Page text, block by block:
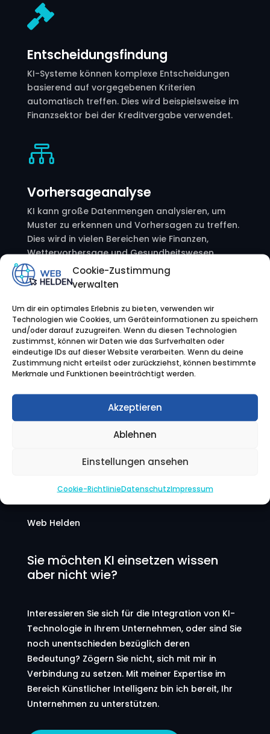
Cookie-Zustimmung
verwalten
Um dir ein optimales Erlebnis zu bieten, verwenden wir
Technologien wie Cookies, um Geräteinformationen zu speichern
und/oder darauf zuzugreifen. Wenn du diesen Technologien
zustimmst, können wir Daten wie das Surfverhalten oder
eindeutige IDs auf dieser Website verarbeiten. Wenn du deine
Zustimmung nicht erteilst oder zurückziehst, können bestimmte
Merkmale und Funktionen beeinträchtigt werden.
Akzeptieren
Ablehnen
Einstellungen ansehen
Cookie-RichtlinieDatenschutzImpressum

Entscheidungsfindung
KI-Systeme können komplexe Entscheidungen
basierend auf vorgegebenen Kriterien
automatisch treffen. Dies wird beispielsweise im
Finanzsektor bei der Kreditvergabe verwendet.

Vorhersageanalyse
KI kann große Datenmengen analysieren, um
Muster zu erkennen und Vorhersagen zu treffen.
Dies wird in vielen Bereichen wie Finanzen,
Wettervorhersage und Gesundheitswesen
genutzt.

Empfehlungssysteme
Durch das Analysieren von Benutzerverhalten
und -präferenzen können KI-Systeme
etwa Produktvorschläge auf Einkaufswebsites
oder Musik- und Filmempfehlungen auf
Streaming-Plattformen.
Web Helden
Sie möchten KI einsetzen wissen
aber nicht wie?
Interessieren Sie sich für die Integration von KI-
Technologie in Ihrem Unternehmen, oder sind Sie
noch unentschieden bezüglich deren
Bedeutung? Zögern Sie nicht, sich mit mir in
Verbindung zu setzen. Mit meiner Expertise im
Bereich Künstlicher Intelligenz bin ich bereit, Ihr
Unternehmen zu unterstützen.